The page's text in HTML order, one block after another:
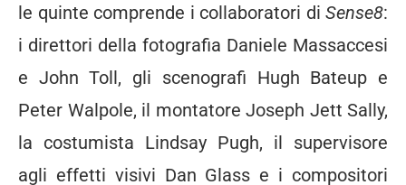
le quinte comprende i collaboratori di Sense8:
i direttori della fotografia Daniele Massaccesi
e John Toll, gli scenografi Hugh Bateup e
Peter Walpole, il montatore Joseph Jett Sally,
la costumista Lindsay Pugh, il supervisore
agli effetti visivi Dan Glass e i compositori